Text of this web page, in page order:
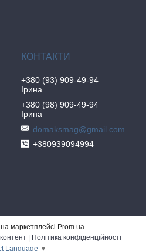
+380 (93) 909-49-94
Ірина
+380 (98) 909-49-94
Ірина
domaksmag@gmail.com
+380939094994
маркетплейсі Prom.ua
Політика конфіденційності
Language ▼